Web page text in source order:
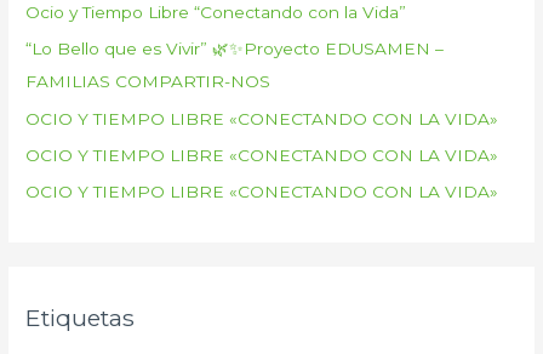
Ocio y Tiempo Libre “Conectando con la Vida”
“Lo Bello que es Vivir” 🌿✨Proyecto EDUSAMEN –
FAMILIAS COMPARTIR-NOS
OCIO Y TIEMPO LIBRE «CONECTANDO CON LA VIDA»
OCIO Y TIEMPO LIBRE «CONECTANDO CON LA VIDA»
OCIO Y TIEMPO LIBRE «CONECTANDO CON LA VIDA»
Etiquetas